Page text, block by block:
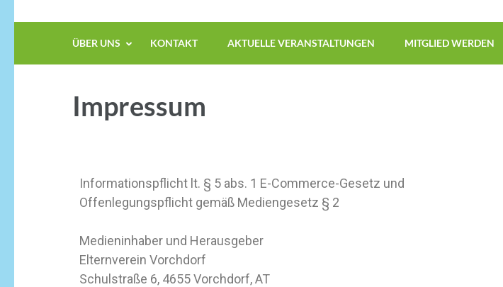
ÜBER UNS KONTAKT AKTUELLE VERANSTALTUNGEN MITGLIED WERDEN
Impressum
Informationspflicht lt. § 5 abs. 1 E-Commerce-Gesetz und
Offenlegungspflicht gemäß Mediengesetz § 2
Medieninhaber und Herausgeber
Elternverein Vorchdorf
Schulstraße 6, 4655 Vorchdorf, AT